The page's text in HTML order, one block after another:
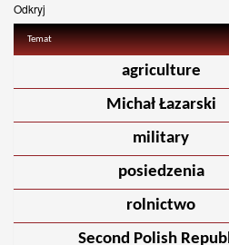
Odkryj
Temat
agriculture
Michał Łazarski
military
posiedzenia
rolnictwo
Second Polish